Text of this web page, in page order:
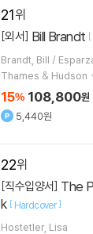
21
[외서] Bill Brandt [
Thames & Hudson
15% 108,800원
5,440원
22
[직수입양서]
k [ Hardcover]
Hostetler, Lisa